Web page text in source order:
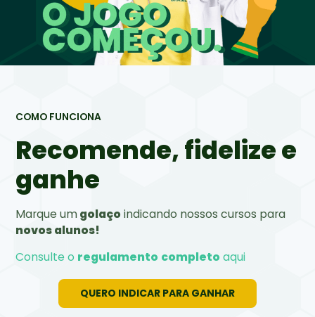
COMO FUNCIONA
Recomende, fidelize e
ganhe
Marque umgolaço indicando nossos cursos para
novos alunos!
Consulte o regulamento completo aqui
QUERO INDICAR PARA GANHAR